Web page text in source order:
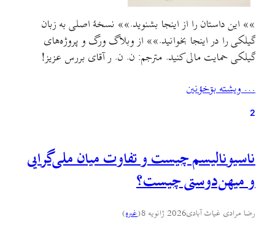
»» این داستان را از اینجا بشنوید.»» نسخهٔ اصلی به زبان
گیلکی را در اینجا بخوانید.»»‌ از وبلاگ ورگ و پروژه‌های
گیلکی حمایت مالی کنید. مترجم: ن. ن. ر آقای بررس عزیز!
چه نامه‌تان را زیر و رو کردم، اسمی از شما پیدا…
… ويشته بۊخؤنين
2
ناسیونالیسم چیست و تفاوت میان ملی‌گرایی
و میهن‌دوستی چیست؟
رضا مرادی غیاث آبادی2026 ژانویه 8 (غىره)